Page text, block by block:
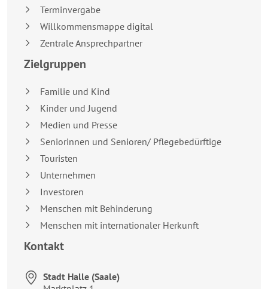
Terminvergabe
Willkommensmappe digital
Zentrale Ansprechpartner
Zielgruppen
Familie und Kind
Kinder und Jugend
Medien und Presse
Seniorinnen und Senioren/ Pflegebedürftige
Touristen
Unternehmen
Investoren
Menschen mit Behinderung
Menschen mit internationaler Herkunft
Kontakt
Stadt Halle (Saale)